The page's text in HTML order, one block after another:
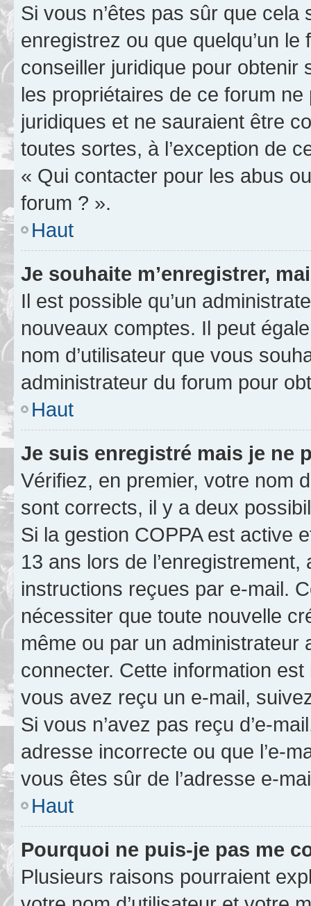
Si vous n’êtes pas sûr que
enregistrez ou que quelqu’un
conseiller juridique pour obtenir
les propriétaires de ce forum
juridiques et ne sauraient être
toutes sortes, à l’exception de
« Qui contacter pour les abus
forum ? ».
Haut
Je souhaite m’enregistrer,
Il est possible qu’un
nouveaux comptes. Il peut
nom d’utilisateur que vous
administrateur du forum pour
Haut
Je suis enregistré mais je ne
Vérifiez, en premier, votre nom
sont corrects, il y a deux
Si la gestion COPPA est active
13 ans lors de
instructions reçues par e-mail.
nécessiter que toute nouvelle
même ou par un
connecter. Cette information
vous avez reçu un e-mail,
Si vous n’avez pas reçu d’e-
adresse incorrecte ou que l’e-
vous êtes sûr de l’adresse e-
Haut
Pourquoi ne puis-je pas me
Plusieurs raisons pourraient